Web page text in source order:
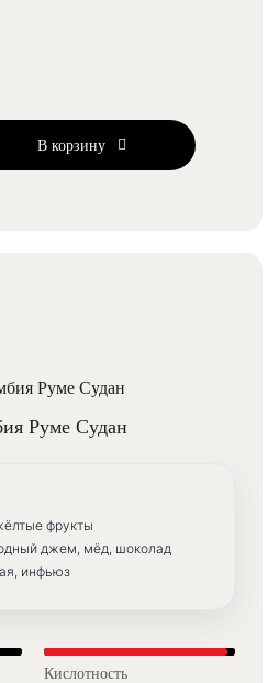
В корзину
Руме Судан
фрукты
джем, мёд, шоколад
инфьюз
Кислотность